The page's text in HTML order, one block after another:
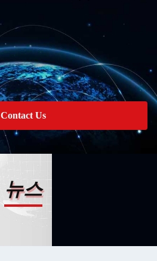
Contact Us
뉴스